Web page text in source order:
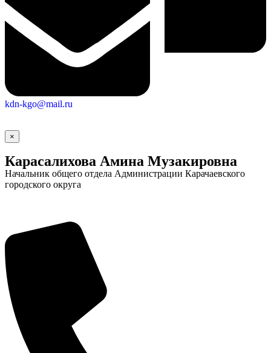
kdn-kgo@mail.ru
×
Карасалихова Амина Музакировна
Начальник общего отдела Администрации Карачаевского
городского округа